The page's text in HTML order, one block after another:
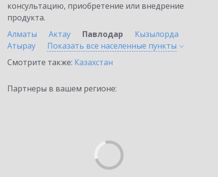
консультацию, приобретение или внедрение
продукта.
Алматы
Актау Павлодар
Кызылорда
Атырау
Показать все населенные пункты
Смотрите также: Казахстан
Партнеры в вашем регионе: